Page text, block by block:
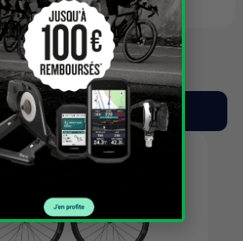
du moment